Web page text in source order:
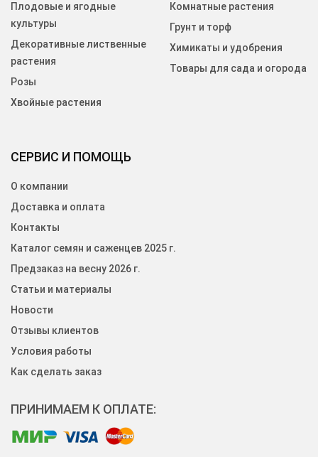
СЕРВИС И ПОМОЩЬ
О компании
Доставка и оплата
Контакты
Каталог семян и саженцев 2025 г.
Предзаказ на весну 2026 г.
Статьи и материалы
Новости
Отзывы клиентов
Условия работы
Как сделать заказ
Плодовые и ягодные
культуры
Декоративные лиственные
растения
Розы
Хвойные растения
Комнатные растения
Грунт и торф
Химикаты и удобрения
Товары для сада и огорода
ПРИНИМАЕМ К ОПЛАТЕ: